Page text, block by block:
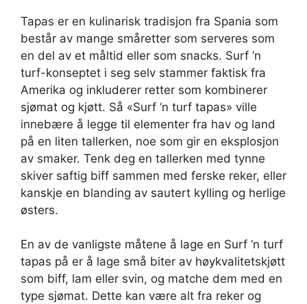
Tapas er en kulinarisk tradisjon fra Spania som
består av mange småretter som serveres som
en del av et måltid eller som snacks. Surf ‘n
turf-konseptet i seg selv stammer faktisk fra
Amerika og inkluderer retter som kombinerer
sjømat og kjøtt. Så «Surf ‘n turf tapas» ville
innebære å legge til elementer fra hav og land
på en liten tallerken, noe som gir en eksplosjon
av smaker. Tenk deg en tallerken med tynne
skiver saftig biff sammen med ferske reker, eller
kanskje en blanding av sautert kylling og herlige
østers.
En av de vanligste måtene å lage en Surf ‘n turf
tapas på er å lage små biter av høykvalitetskjøtt
som biff, lam eller svin, og matche dem med en
type sjømat. Dette kan være alt fra reker og